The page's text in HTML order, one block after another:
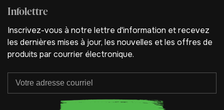
Infolettre
Inscrivez-vous à notre lettre d'information et recevez
les dernières mises à jour, les nouvelles et les offres de
produits par courrier électronique.